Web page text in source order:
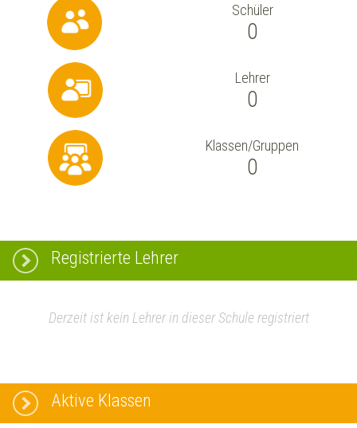
Schüler
0
Lehrer
0
Klassen/Gruppen
0
Registrierte Lehrer
Derzeit ist kein Lehrer in dieser Schule registriert
Aktive Klassen